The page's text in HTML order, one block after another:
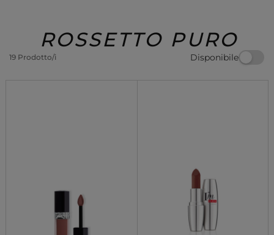
Regalo
ROSSETTO PURO
19 Prodotto/i Disponibile